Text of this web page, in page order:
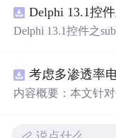
→ 业务层 → 界面层），职责清晰，易于扩展或替换（比
如把 JSON 换成数
Delphi 13.1控件之
内容概要：本文针